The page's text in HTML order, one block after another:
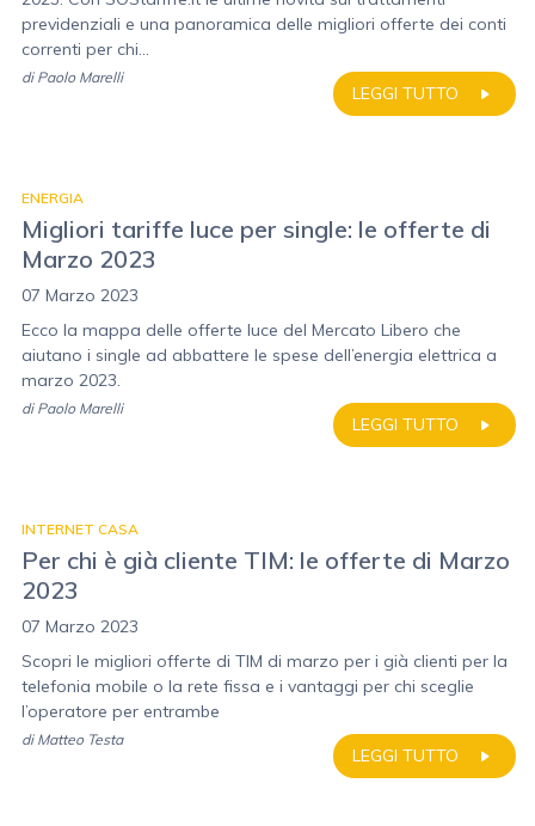
previdenziali e una panoramica delle migliori offerte dei conti
correnti per chi...
LEGGI TUTTO
di Paolo Marelli
ENERGIA
Migliori tariffe luce per single: le offerte di
Marzo 2023
07 Marzo 2023
Ecco la mappa delle offerte luce del Mercato Libero che
aiutano i single ad abbattere le spese dell’energia elettrica a
marzo 2023.
LEGGI TUTTO
di Paolo Marelli
INTERNET CASA
Per chi è già cliente TIM: le offerte di Marzo
2023
07 Marzo 2023
Scopri le migliori offerte di TIM di marzo per i già clienti per la
telefonia mobile o la rete fissa e i vantaggi per chi sceglie
l’operatore per entrambe
LEGGI TUTTO
di Matteo Testa